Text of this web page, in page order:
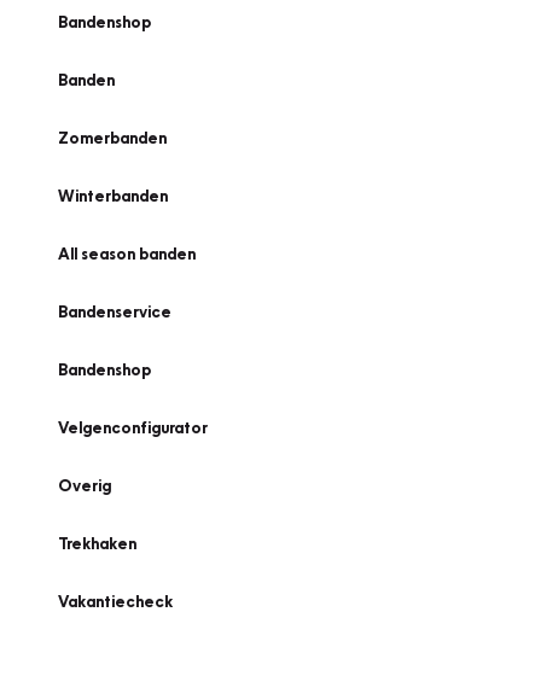
Bandenshop
Banden
Zomerbanden
Winterbanden
All season banden
Bandenservice
Bandenshop
Velgenconfigurator
Overig
Trekhaken
Vakantiecheck